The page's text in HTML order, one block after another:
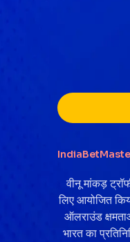
वीनू मांकड़
लिए आयोजित
ऑलराउंड
भारत का